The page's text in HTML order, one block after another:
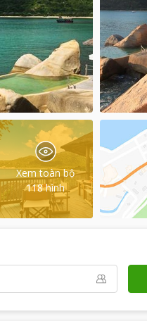
Xem toàn bộ
118 hình